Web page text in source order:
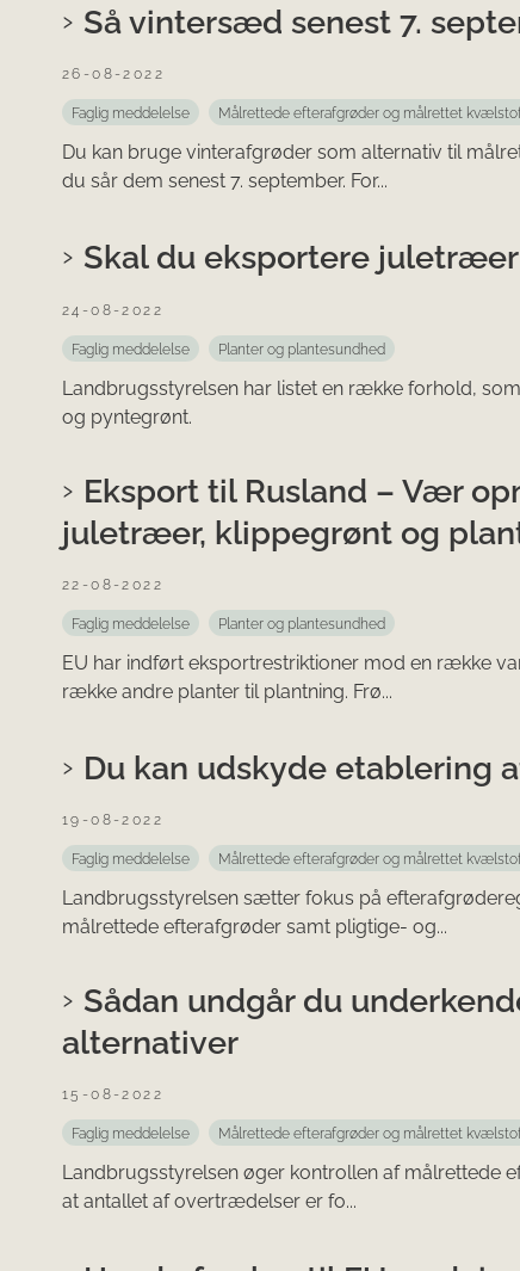
Så vintersæd senest 7.
26-08-2022
Faglig meddelelse Målrettede efterafgrøder og målrettet
Du kan bruge vinterafgrøder som alternativ til
du sår dem senest 7. september. For...
Skal du eksportere
24-08-2022
Faglig meddelelse Planter og plantesundhed
Landbrugsstyrelsen har listet en række forhold,
og pyntegrønt.
Eksport til Rusland – Vær
juletræer, klippegrønt og
22-08-2022
Faglig meddelelse Planter og plantesundhed
EU har indført eksportrestriktioner mod en række
række andre planter til plantning. Frø...
Du kan udskyde etablering
19-08-2022
Faglig meddelelse Målrettede efterafgrøder og målrettet
Landbrugsstyrelsen sætter fokus på
målrettede efterafgrøder samt pligtige- og...
Sådan undgår du
alternativer
15-08-2022
Faglig meddelelse Målrettede efterafgrøder og målrettet
Landbrugsstyrelsen øger kontrollen af målrettede
at antallet af overtrædelser er fo...